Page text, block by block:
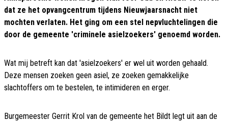
dat ze het opvangcentrum tijdens Nieuwjaarsnacht niet
mochten verlaten. Het ging om een stel nepvluchtelingen die
door de gemeente 'criminele asielzoekers' genoemd worden.
Wat mij betreft kan dat 'asielzoekers' er wel uit worden gehaald.
Deze mensen zoeken geen asiel, ze zoeken gemakkelijke
slachtoffers om te bestelen, te intimideren en erger.
Burgemeester Gerrit Krol van de gemeente het Bildt legt uit aan de